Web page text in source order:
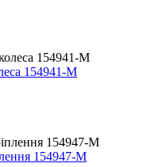
154941-M
154947-M